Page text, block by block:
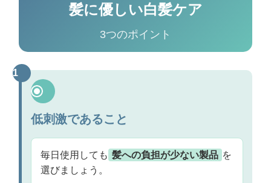
髪に優しい白髪ケア
3つのポイント
1
低刺激であること
毎日使用しても 髪への負担が少ない製品 を
選びましょう。